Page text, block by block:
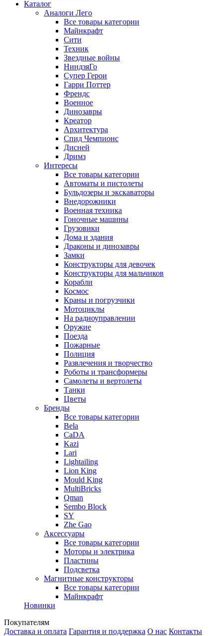
Каталог
Аналоги Лего
Все товары категории
Майнкрафт
Сити
Техник
Звездные войны
НиндзяГо
Супер Герои
Гарри Поттер
Френдс
Военное
Динозавры
Креатор
Архитектура
Спид Чемпионс
Дисней
Дримз
Интересы
Все товары категории
Автоматы и пистолеты
Бульдозеры и экскаваторы
Внедорожники
Военная техника
Гоночные машины
Грузовики
Дома и здания
Драконы и динозавры
Замки
Конструкторы для девочек
Конструкторы для мальчиков
Корабли
Космос
Краны и погрузчики
Мотоциклы
На радиоуправлении
Оружие
Поезда
Пожарные
Полиция
Развлечения и творчество
Роботы и трансформеры
Самолеты и вертолеты
Танки
Цветы
Бренды
Все товары категории
Bela
CaDA
Kazi
Lari
Lightailing
Lion King
Mould King
MultiBricks
Qman
Sembo Block
SY
Zhe Gao
Аксессуары
Все товары категории
Моторы и электрика
Пластины
Подсветка
Магнитные конструкторы
Все товары категории
Майнкрафт
Новинки
Покупателям
Доставка и оплата Гарантия и поддержка О нас Контакты